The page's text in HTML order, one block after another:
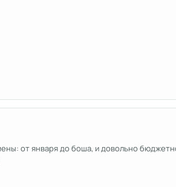
от января до боша, и довольно